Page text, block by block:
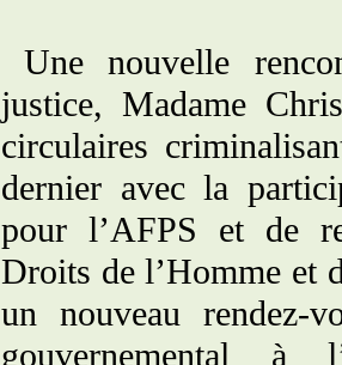
Une nouvelle
justice, Madame
circulaires
dernier avec la
pour l’AFPS et de
Droits de l’Homme et
un nouveau rendez-
gouvernemental à